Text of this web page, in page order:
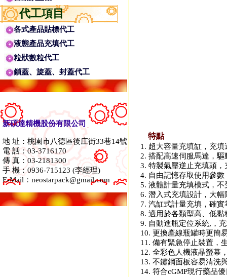
代工項目
各式產品貼標代工
液態產品充填代工
粒狀數粒代工
鎖蓋、旋蓋、封蓋代工
新碩達精機股份有限公司
地 址：桃園市八德區後庄街33巷14號
電 話：03-3716170
傳 真：03-2181300
手 機：0936-715123 (李經理)
E-Mail：neostarpack@gmail.com
特點
1. 超大容量充填缸，充
2. 搭配高速伺服馬達，
3. 特製氣壓逆止充填頭
4. 自由記憶存取使用參
5. 液體計量充填模式，
6. 潛入式充填設計，大
7. 汽缸式計量充填，確
8. 適用於各類型高、低黏
9. 自動進瓶定位系統,，
10. 更換產線瓶罐時更簡
11. 備有緊急停止裝置，
12. 全彩色人機液晶螢幕
13. 不鏽鋼面板容易清洗
14. 符合cGMP現行藥品